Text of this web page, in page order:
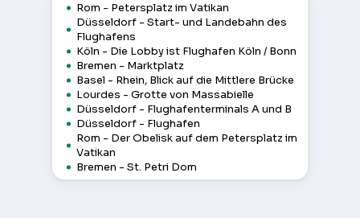
Rom - Petersplatz im Vatikan
Düsseldorf - Start- und Landebahn des
Flughafens
Köln - Die Lobby ist Flughafen Köln / Bonn
Bremen - Marktplatz
Basel - Rhein, Blick auf die Mittlere Brücke
Lourdes - Grotte von Massabielle
Düsseldorf - Flughafenterminals A und B
Düsseldorf - Flughafen
Rom - Der Obelisk auf dem Petersplatz im
Vatikan
Bremen - St. Petri Dom